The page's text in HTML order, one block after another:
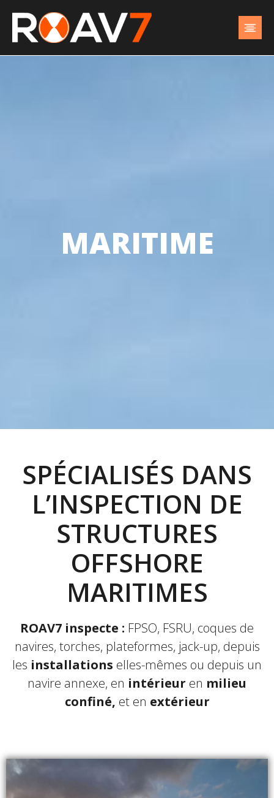
MARITIME
SPÉCIALISÉS DANS
L’INSPECTION DE
STRUCTURES
OFFSHORE
MARITIMES
ROAV7 inspecte : FPSO, FSRU, coques de
navires, torches, plateformes, jack-up, depuis
les installations elles-mêmes ou depuis un
navire annexe, en intérieur en milieu
confiné, et en extérieur